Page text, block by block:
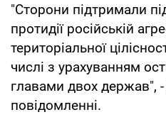
"Сторони підтримали
протидії російській
територіальної
числі з урахуванням
главами двох держав",
повідомленні.